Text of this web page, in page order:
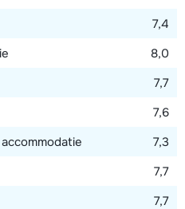
7,4
8,0
7,7
7,6
7,3
7,7
7,7